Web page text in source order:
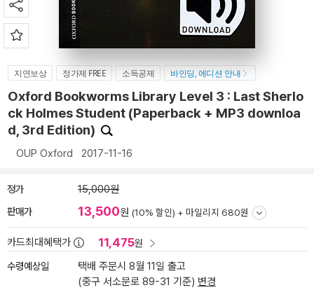
지연보상 정가제 FREE 소득공제 바인딩, 에디션 안내
Oxford Bookworms Library Level 3 : Last Sherlo
ck Holmes Student (Paperback + MP3 downloa
d, 3rd Edition)
OUP Oxford 2017-11-16
정가 15,000원
판매가 13,500원 (10% 할인) + 마일리지 680원
카드최대혜택가 11,475원
수령예상일
택배 주문시 8월 11일 출고
(중구 서소문로 89-31 기준) 변경